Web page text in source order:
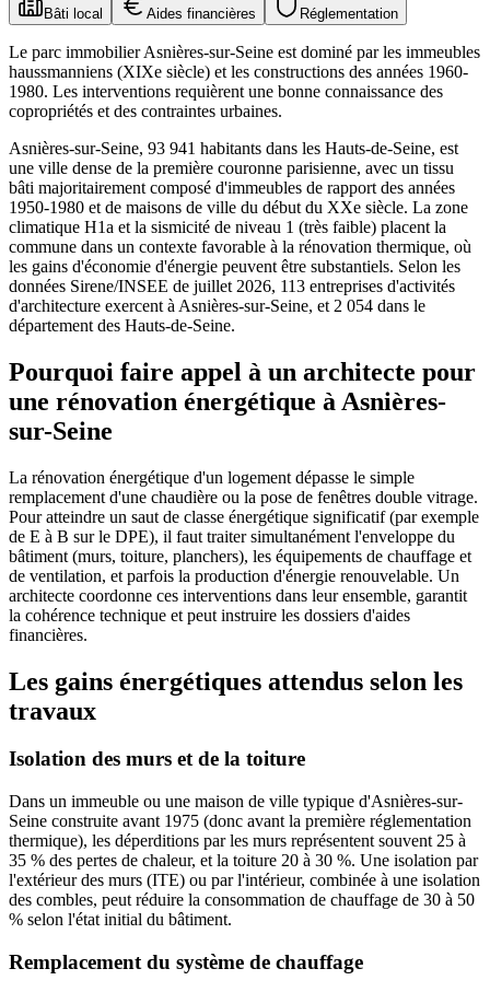
Bâti local Aides financières Réglementation
Le parc immobilier Asnières-sur-Seine est dominé par les immeubles
haussmanniens (XIXe siècle) et les constructions des années 1960-
1980. Les interventions requièrent une bonne connaissance des
copropriétés et des contraintes urbaines.
Asnières-sur-Seine, 93 941 habitants dans les Hauts-de-Seine, est
une ville dense de la première couronne parisienne, avec un tissu
bâti majoritairement composé d'immeubles de rapport des années
1950-1980 et de maisons de ville du début du XXe siècle. La zone
climatique H1a et la sismicité de niveau 1 (très faible) placent la
commune dans un contexte favorable à la rénovation thermique, où
les gains d'économie d'énergie peuvent être substantiels. Selon les
données Sirene/INSEE de juillet 2026, 113 entreprises d'activités
d'architecture exercent à Asnières-sur-Seine, et 2 054 dans le
département des Hauts-de-Seine.
Pourquoi faire appel à un architecte pour
une rénovation énergétique à Asnières-
sur-Seine
La rénovation énergétique d'un logement dépasse le simple
remplacement d'une chaudière ou la pose de fenêtres double vitrage.
Pour atteindre un saut de classe énergétique significatif (par exemple
de E à B sur le DPE), il faut traiter simultanément l'enveloppe du
bâtiment (murs, toiture, planchers), les équipements de chauffage et
de ventilation, et parfois la production d'énergie renouvelable. Un
architecte coordonne ces interventions dans leur ensemble, garantit
la cohérence technique et peut instruire les dossiers d'aides
financières.
Les gains énergétiques attendus selon les
travaux
Isolation des murs et de la toiture
Dans un immeuble ou une maison de ville typique d'Asnières-sur-
Seine construite avant 1975 (donc avant la première réglementation
thermique), les déperditions par les murs représentent souvent 25 à
35 % des pertes de chaleur, et la toiture 20 à 30 %. Une isolation par
l'extérieur des murs (ITE) ou par l'intérieur, combinée à une isolation
des combles, peut réduire la consommation de chauffage de 30 à 50
% selon l'état initial du bâtiment.
Remplacement du système de chauffage